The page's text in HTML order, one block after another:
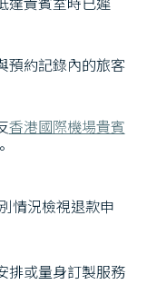
預約記錄內的旅客
香港國際機場貴賓
。
情況檢視退款申
排或量身訂製服務